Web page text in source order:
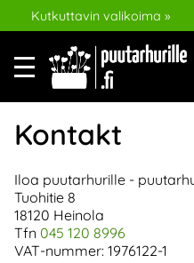
Kutkuttavin valikoima »
Kontakt
Iloa puutarhurille -
Tuohitie 8
18120 Heinola
Tfn 045 120 8996
VAT-nummer: 1976122-1